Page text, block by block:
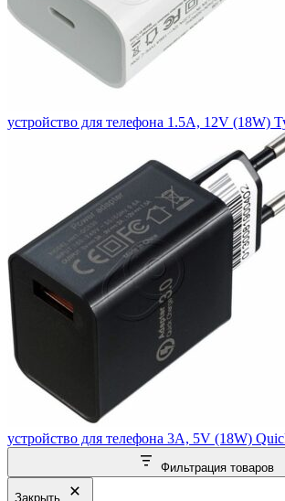
устройство для телефона 1.5A, 12V (18W)
устройство для телефона 3A, 5V (18W)
Фильтрация товаров
Закрыть